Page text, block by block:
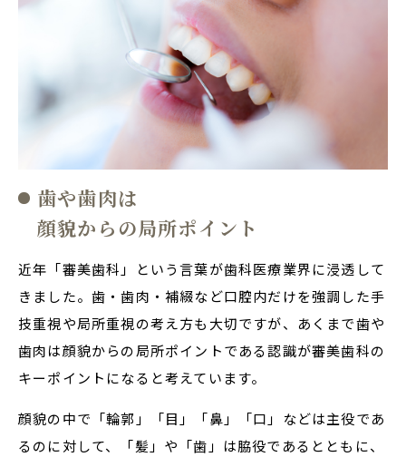
歯や歯肉は
顔貌からの局所ポイント
近年「審美歯科」という言葉が歯科医療業界に浸透して
きました。歯・歯肉・補綴など口腔内だけを強調した手
技重視や局所重視の考え方も大切ですが、あくまで歯や
歯肉は顔貌からの局所ポイントである認識が審美歯科の
キーポイントになると考えています。
顔貌の中で「輪郭」「目」「鼻」「口」などは主役であ
るのに対して、「髪」や「歯」は脇役であるとともに、